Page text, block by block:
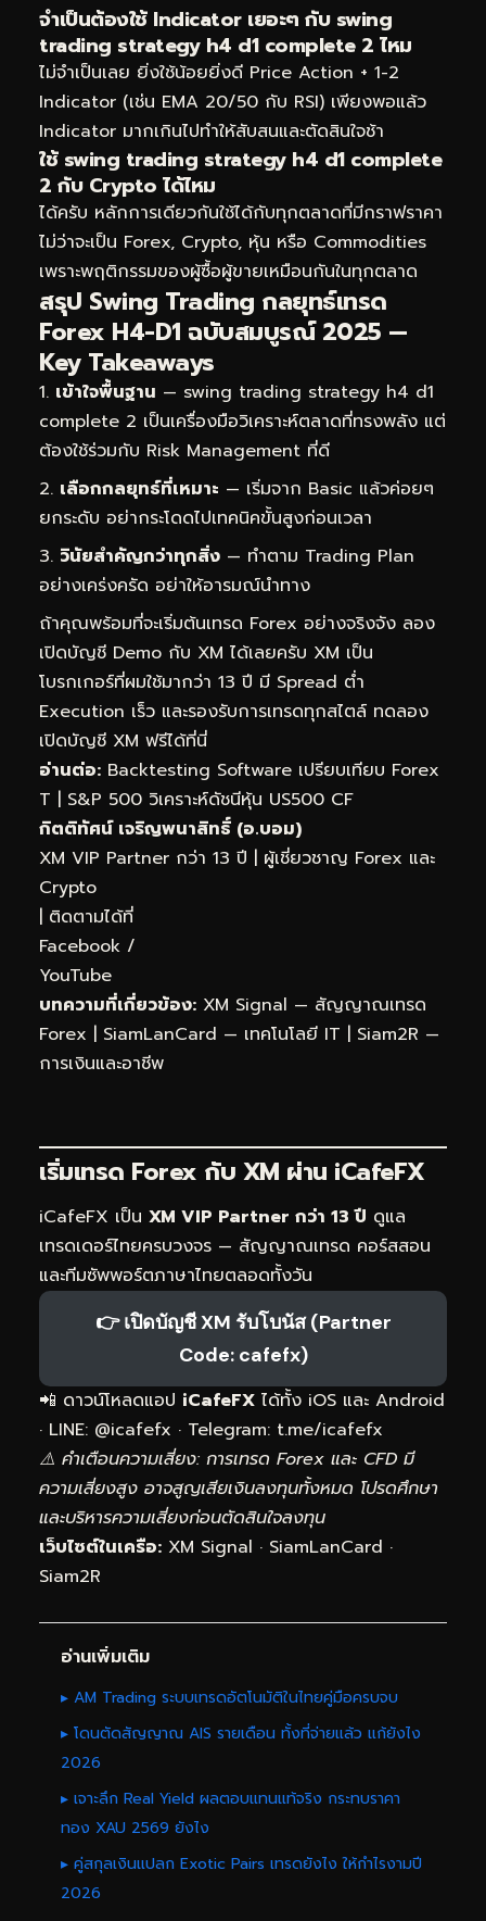
จำเป็นต้องใช้ Indicator เยอะๆ กับ swing
trading strategy h4 d1 complete 2 ไหม
ไม่จำเป็นเลย ยิ่งใช้น้อยยิ่งดี Price Action + 1-2
Indicator (เช่น EMA 20/50 กับ RSI) เพียงพอแล้ว
Indicator มากเกินไปทำให้สับสนและตัดสินใจช้า
ใช้ swing trading strategy h4 d1 complete
2 กับ Crypto ได้ไหม
ได้ครับ หลักการเดียวกันใช้ได้กับทุกตลาดที่มีกราฟราคา
ไม่ว่าจะเป็น Forex, Crypto, หุ้น หรือ Commodities
เพราะพฤติกรรมของผู้ซื้อผู้ขายเหมือนกันในทุกตลาด
สรุป Swing Trading กลยุทธ์เทรด
Forex H4-D1 ฉบับสมบูรณ์ 2025 —
Key Takeaways
เข้าใจพื้นฐาน — swing trading strategy h4 d1
complete 2 เป็นเครื่องมือวิเคราะห์ตลาดที่ทรงพลัง แต่
ต้องใช้ร่วมกับ Risk Management ที่ดี
เลือกกลยุทธ์ที่เหมาะ — เริ่มจาก Basic แล้วค่อยๆ
ยกระดับ อย่ากระโดดไปเทคนิคขั้นสูงก่อนเวลา
วินัยสำคัญกว่าทุกสิ่ง — ทำตาม Trading Plan
อย่างเคร่งครัด อย่าให้อารมณ์นำทาง
ถ้าคุณพร้อมที่จะเริ่มต้นเทรด Forex อย่างจริงจัง ลอง
เปิดบัญชี Demo กับ XM ได้เลยครับ XM เป็น
โบรกเกอร์ที่ผมใช้มากว่า 13 ปี มี Spread ต่ำ
Execution เร็ว และรองรับการเทรดทุกสไตล์ ทดลอง
เปิดบัญชี XM ฟรีได้ที่นี่
อ่านต่อ: Backtesting Software เปรียบเทียบ Forex
T | S&P 500 วิเคราะห์ดัชนีหุ้น US500 CF
กิตติทัศน์ เจริญพนาสิทธิ์ (อ.บอม)
XM VIP Partner กว่า 13 ปี | ผู้เชี่ยวชาญ Forex และ
Crypto
| ติดตามได้ที่
Facebook /
YouTube
บทความที่เกี่ยวข้อง: XM Signal — สัญญาณเทรด
Forex | SiamLanCard — เทคโนโลยี IT | Siam2R —
การเงินและอาชีพ
เริ่มเทรด Forex กับ XM ผ่าน iCafeFX
iCafeFX เป็น XM VIP Partner กว่า 13 ปี ดูแล
เทรดเดอร์ไทยครบวงจร — สัญญาณเทรด คอร์สสอน
และทีมซัพพอร์ตภาษาไทยตลอดทั้งวัน
👉 เปิดบัญชี XM รับโบนัส (Partner
Code: cafefx)
📲 ดาวน์โหลดแอป iCafeFX ได้ทั้ง iOS และ Android
· LINE: @icafefx · Telegram: t.me/icafefx
⚠️ คำเตือนความเสี่ยง: การเทรด Forex และ CFD มี
ความเสี่ยงสูง อาจสูญเสียเงินลงทุนทั้งหมด โปรดศึกษา
และบริหารความเสี่ยงก่อนตัดสินใจลงทุน
เว็บไซต์ในเครือ: XM Signal · SiamLanCard ·
Siam2R
อ่านเพิ่มเติม
▸ AM Trading ระบบเทรดอัตโนมัติในไทยคู่มือครบจบ
▸ โดนตัดสัญญาณ AIS รายเดือน ทั้งที่จ่ายแล้ว แก้ยังไง
2026
▸ เจาะลึก Real Yield ผลตอบแทนแท้จริง กระทบราคา
ทอง XAU 2569 ยังไง
▸ คู่สกุลเงินแปลก Exotic Pairs เทรดยังไง ให้กำไรงามปี
2026